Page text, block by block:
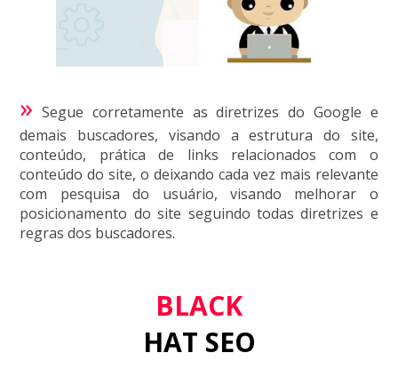
» Segue corretamente as diretrizes do Google e
demais buscadores, visando a estrutura do site,
conteúdo, prática de links relacionados com o
conteúdo do site, o deixando cada vez mais relevante
com pesquisa do usuário, visando melhorar o
posicionamento do site seguindo todas diretrizes e
regras dos buscadores.
BLACK
HAT SEO